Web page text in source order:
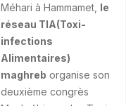
Méhari à Hammamet, le
réseau TIA(Toxi-
infections
Alimentaires)
maghreb organise son
deuxième congrès